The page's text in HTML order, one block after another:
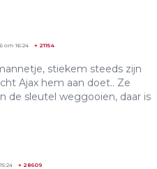
om 16:24 + 21154
stiekem steeds zijn
Ajax hem aan doet.. Ze
de sleutel weggooien, daar is
+ 28609